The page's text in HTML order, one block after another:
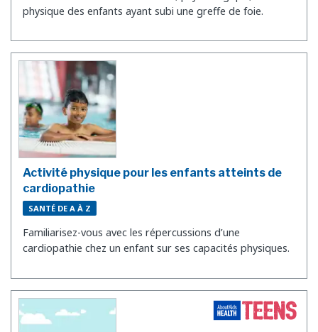
physique des enfants ayant subi une greffe de foie.
Activité physique pour les enfants atteints de
cardiopathie
SANTÉ DE A À Z
Familiarisez-vous avec les répercussions d’une
cardiopathie chez un enfant sur ses capacités physiques.